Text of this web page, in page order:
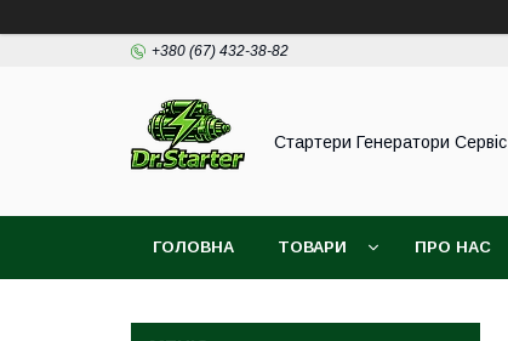
+380 (67) 432-38-82
Стартери Генератори Сервіс
ГОЛОВНА ТОВАРИ ПРО НАС